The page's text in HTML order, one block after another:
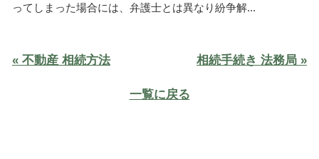
ってしまった場合には、弁護士とは異なり紛争解...
« 不動産 相続方法 相続手続き 法務局 »
一覧に戻る